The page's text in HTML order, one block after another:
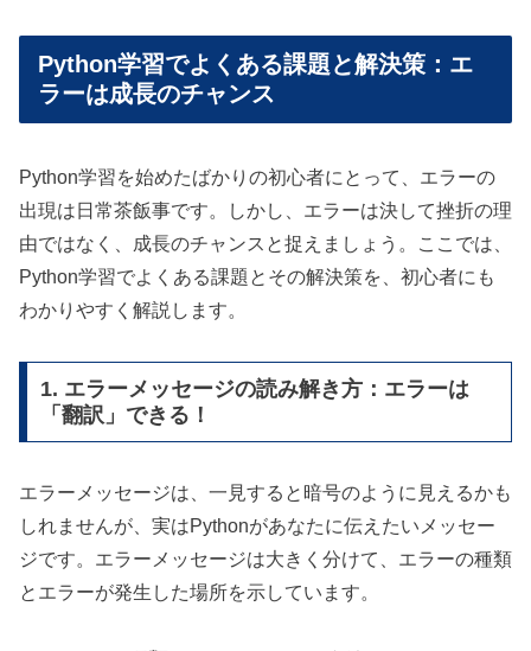
Python学習でよくある課題と解決策：エ
ラーは成長のチャンス
Python学習を始めたばかりの初心者にとって、エラーの
出現は日常茶飯事です。しかし、エラーは決して挫折の理
由ではなく、成長のチャンスと捉えましょう。ここでは、
Python学習でよくある課題とその解決策を、初心者にも
わかりやすく解説します。
1. エラーメッセージの読み解き方：エラーは
「翻訳」できる！
エラーメッセージは、一見すると暗号のように見えるかも
しれませんが、実はPythonがあなたに伝えたいメッセー
ジです。エラーメッセージは大きく分けて、エラーの種類
とエラーが発生した場所を示しています。